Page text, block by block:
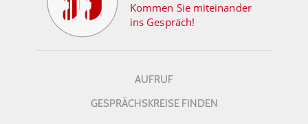
Kommen Sie miteinander
ins Gespräch!
AUFRUF
GESPRÄCHSKREISE FINDEN